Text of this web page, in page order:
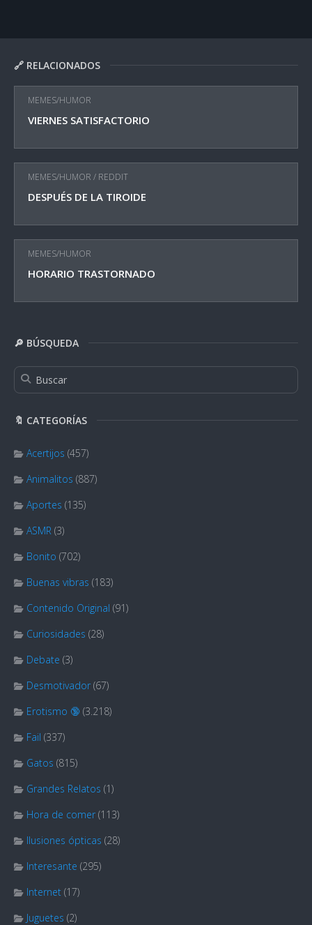
🔗 RELACIONADOS
MEMES/HUMOR
VIERNES SATISFACTORIO
MEMES/HUMOR / REDDIT
DESPUÉS DE LA TIROIDE
MEMES/HUMOR
HORARIO TRASTORNADO
🔎 BÚSQUEDA
🔖 CATEGORÍAS
Acertijos (457)
Animalitos (887)
Aportes (135)
ASMR (3)
Bonito (702)
Buenas vibras (183)
Contenido Original (91)
Curiosidades (28)
Debate (3)
Desmotivador (67)
Erotismo 🔞 (3.218)
Fail (337)
Gatos (815)
Grandes Relatos (1)
Hora de comer (113)
Ilusiones ópticas (28)
Interesante (295)
Internet (17)
Juguetes (2)